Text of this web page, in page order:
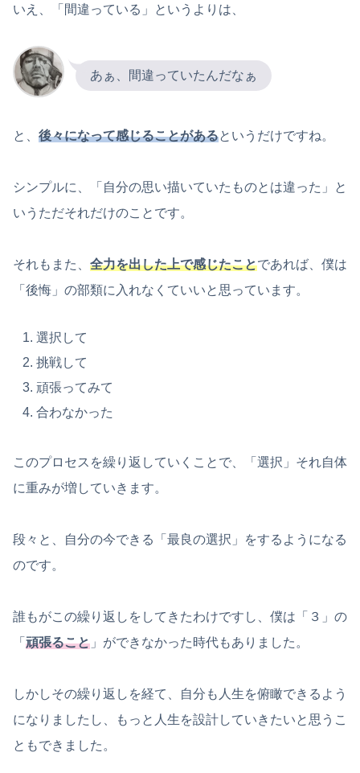
いえ、「間違っている」というよりは、
あぁ、間違っていたんだなぁ
と、 後々になって感じることがあるというだけですね。
シンプルに、「自分の思い描いていたものとは違った」と
いうただそれだけのことです。
それもまた、 全力を出した上で感じたことであれば、僕は
「後悔」の部類に入れなくていいと思っています。
選択して
挑戦して
頑張ってみて
合わなかった
このプロセスを繰り返していくことで、「選択」それ自体
に重みが増していきます。
段々と、自分の今できる「最良の選択」をするようになる
のです。
誰もがこの繰り返しをしてきたわけですし、僕は「３」の
「 頑張ること 」ができなかった時代もありました。
しかしその繰り返しを経て、自分も人生を俯瞰できるよう
になりましたし、もっと人生を設計していきたいと思うこ
ともできました。